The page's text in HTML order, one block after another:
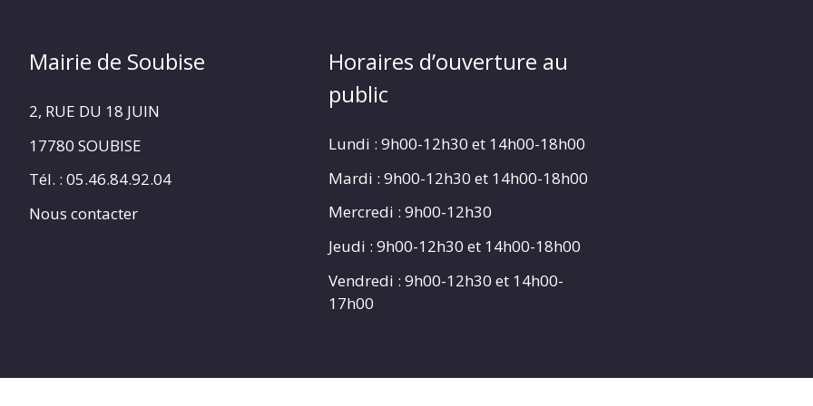
Mairie de Soubise
2, RUE DU 18 JUIN
17780 SOUBISE
Tél. : 05.46.84.92.04
Nous contacter
Horaires d’ouverture au
public
Lundi : 9h00-12h30 et 14h00-18h00
Mardi : 9h00-12h30 et 14h00-18h00
Mercredi : 9h00-12h30
Jeudi : 9h00-12h30 et 14h00-18h00
Vendredi : 9h00-12h30 et 14h00-
17h00